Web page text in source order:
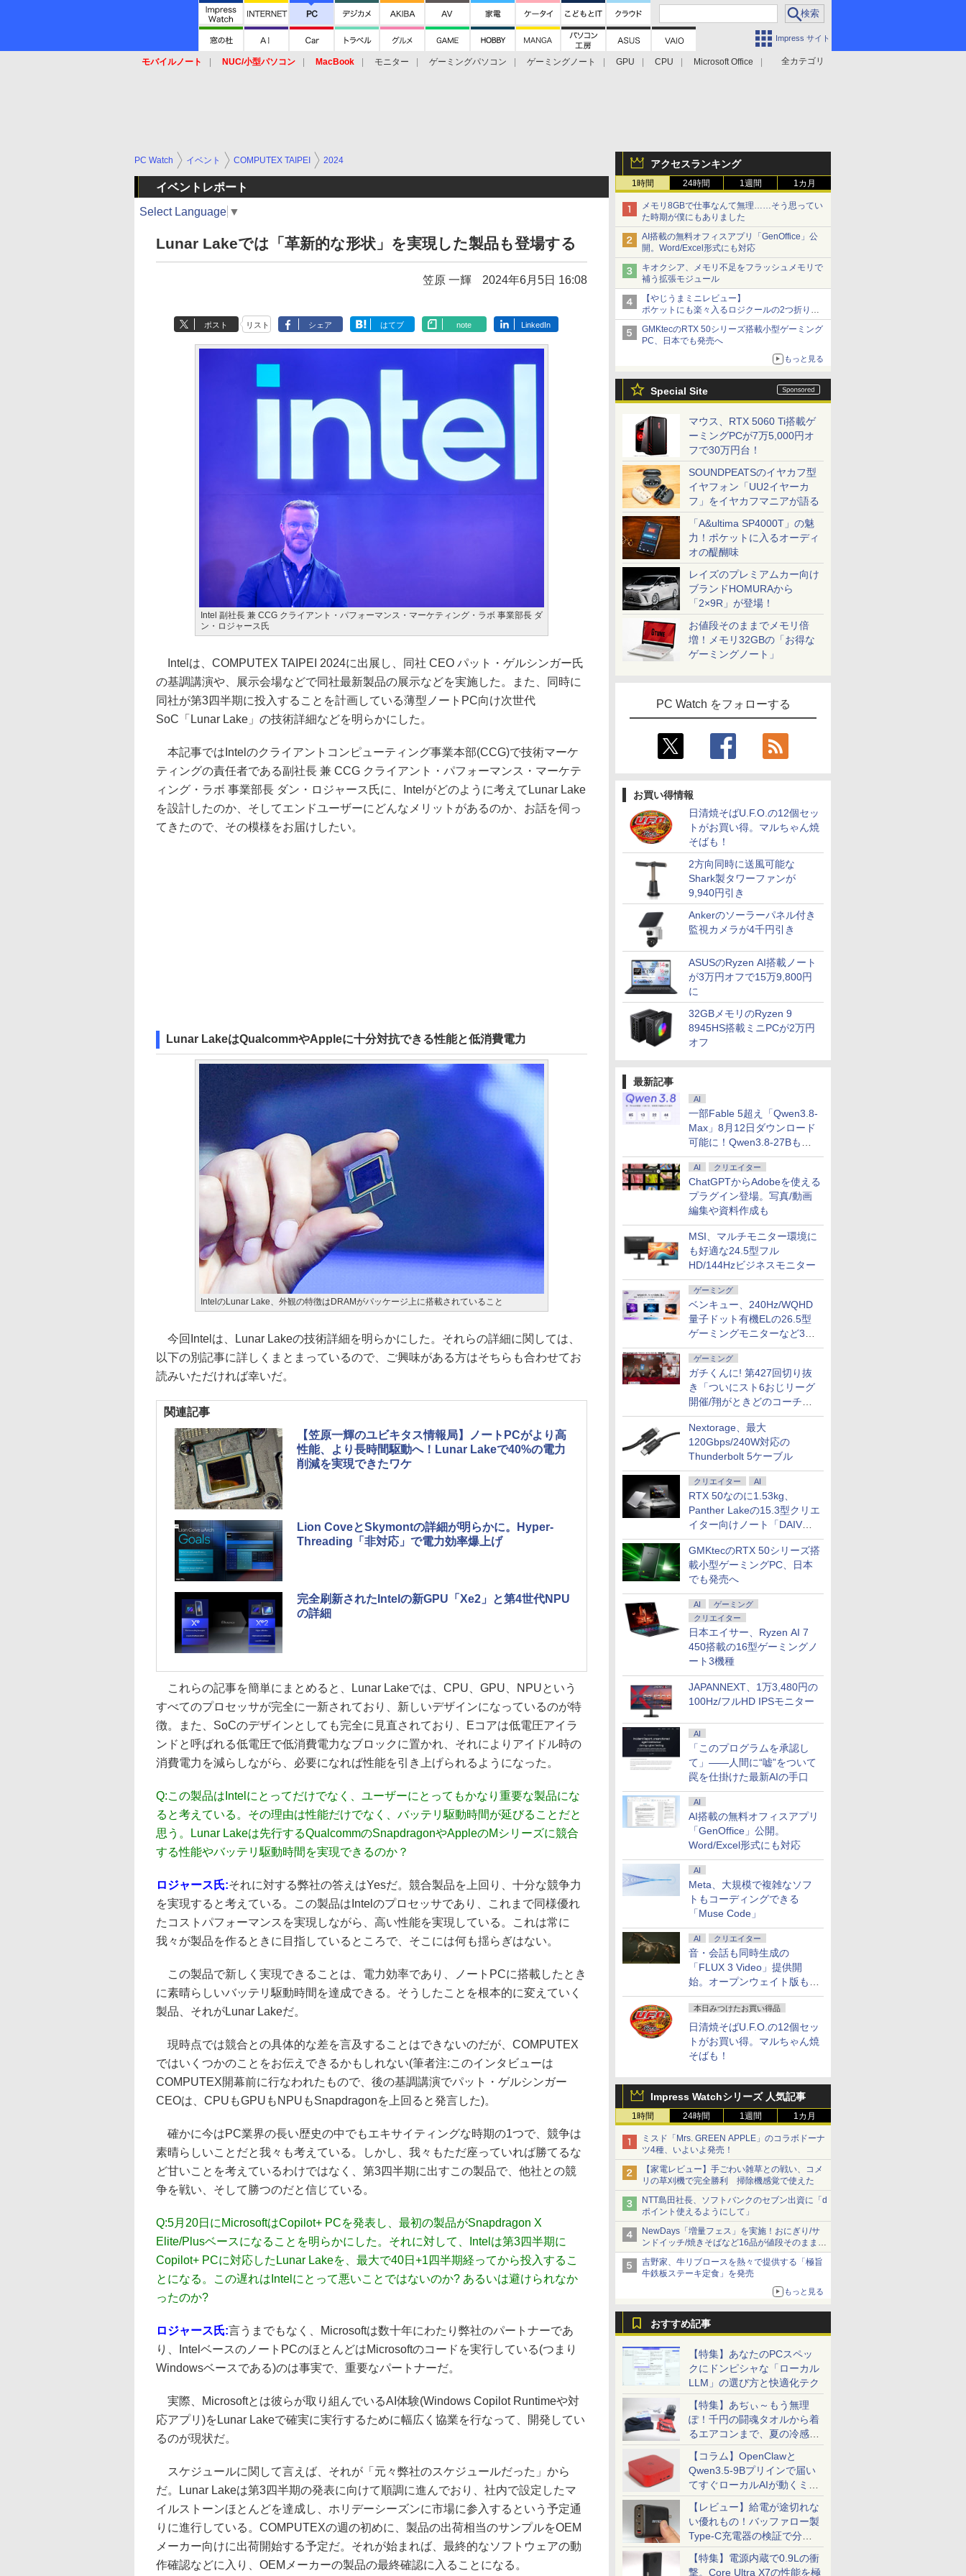
Impress サイト
全カテゴリ
モバイルノート NUC/小型パソコン MacBook モニター ゲーミングパソコン ゲーミングノート GPU CPU
Microsoft Office
アクセスランキング
1時間 24時間 1週間 1カ月
メモリ8GBで仕事なんて無理……そう思ってい
た時期が僕にもありました
AI搭載の無料オフィスアプリ「GenOffice」公
開。Word/Excel形式にも対応
キオクシア、メモリ不足をフラッシュメモリで
補う拡張モジュール
【やじうまミニレビュー】
ポケットにも楽々入るロジクールの2つ折りマ
ウス「Mobi Fold」。その気になるギミックと
は？
GMKtecのRTX 50シリーズ搭載小型ゲーミング
PC、日本でも発売へ
もっと見る
Special Site
マウス、RTX 5060 Ti搭載ゲ
ーミングPCが7万5,000円オ
フで30万円台！
SOUNDPEATSのイヤカフ型
イヤフォン「UU2イヤーカ
フ」をイヤカフマニアが語る
「A&ultima SP4000T」の魅
力！ポケットに入るオーディ
オの醍醐味
レイズのプレミアムカー向け
ブランドHOMURAから
「2×9R」が登場！
お値段そのままでメモリ倍
増！メモリ32GBの「お得な
ゲーミングノート」
PC Watch をフォローする
お買い得情報
日清焼そばU.F.O.の12個セッ
トがお買い得。マルちゃん焼
そばも！
2方向同時に送風可能な
Shark製タワーファンが
9,940円引き
Ankerのソーラーパネル付き
監視カメラが4千円引き
ASUSのRyzen AI搭載ノート
が3万円オフで15万9,800円
に
32GBメモリのRyzen 9
8945HS搭載ミニPCが2万円
オフ
最新記事
AI
一部Fable 5超え「Qwen3.8-
Max」8月12日ダウンロード
可能に！Qwen3.8-27Bも順
次
AI クリエイター
ChatGPTからAdobeを使える
プラグイン登場。写真/動画
編集や資料作成も
MSI、マルチモニター環境に
も好適な24.5型フル
HD/144Hzビジネスモニター
ゲーミング
ベンキュー、240Hz/WQHD
量子ドット有機ELの26.5型
ゲーミングモニターなど3機
種
ゲーミング
ガチくんに! 第427回切り抜
き「ついにスト6おじリーグ
開催/翔がときどのコーチ就
任など」
Nextorage、最大
120Gbps/240W対応の
Thunderbolt 5ケーブル
クリエイター AI
RTX 50なのに1.53kg、
Panther Lakeの15.3型クリエ
イター向けノート「DAIV
Z5」
GMKtecのRTX 50シリーズ搭
載小型ゲーミングPC、日本
でも発売へ
AI
ゲーミング
クリエイター
日本エイサー、Ryzen AI 7
450搭載の16型ゲーミングノ
ート3機種
JAPANNEXT、1万3,480円の
100Hz/フルHD IPSモニター
AI
「このプログラムを承認し
て」――人間に“嘘”をついて
罠を仕掛けた最新AIの手口
AI
AI搭載の無料オフィスアプリ
「GenOffice」公開。
Word/Excel形式にも対応
AI
Meta、大規模で複雑なソフ
トもコーディングできる
「Muse Code」
AI クリエイター
音・会話も同時生成の
「FLUX 3 Video」提供開
始。オープンウェイト版も計
画
本日みつけたお買い得品
日清焼そばU.F.O.の12個セッ
トがお買い得。マルちゃん焼
そばも！
Impress Watchシリーズ 人気記事
1時間 24時間 1週間 1カ月
ミスド「Mrs. GREEN APPLE」のコラボドーナ
ツ4種、いよいよ発売！
【家電レビュー】手ごわい雑草との戦い、コメ
リの草刈機で完全勝利 掃除機感覚で使えた
NTT島田社長、ソフトバンクのセブン出資に「d
ポイント使えるようにして」
NewDays「増量フェス」を実施！おにぎり/サ
ンドイッチ/焼きそばなど16品が値段そのままで
ボリュームアップ
吉野家、牛リブロースを熱々で提供する「極旨
牛鉄板ステーキ定食」を発売
もっと見る
おすすめ記事
【特集】あなたのPCスペッ
クにドンピシャな「ローカル
LLM」の選び方と快適化テク
【特集】あぢぃ～もう無理
ぽ！千円の闘魂タオルから着
るエアコンまで、夏の冷感グ
ッズ一挙紹介
【コラム】OpenClawと
Qwen3.5-9Bプリインで届い
てすぐローカルAIが動くミニ
PC「SER9 Pro」
【レビュー】給電が途切れな
い優れもの！バッファロー製
Type-C充電器の検証で分か
ったこと
【特集】電源内蔵で0.9Lの衝
撃。Core Ultra X7の性能を極
PC Watch イベント COMPUTEX TAIPEI 2024
イベントレポート
Select Language ▼
Lunar Lakeでは「革新的な形状」を実現した製品も登場する
笠原 一輝 2024年6月5日 16:08
ポスト リスト シェア はてブ note LinkedIn
Intel 副社長 兼 CCG クライアント・パフォーマンス・マーケティング・ラボ 事業部長 ダ
ン・ロジャース氏
Intelは、COMPUTEX TAIPEI 2024に出展し、同社 CEO パット・ゲルシンガー氏
の基調講演や、展示会場などで同社最新製品の展示などを実施した。また、同時に
同社が第3四半期に投入することを計画している薄型ノートPC向け次世代
SoC「Lunar Lake」の技術詳細などを明らかにした。
本記事ではIntelのクライアントコンピューティング事業本部(CCG)で技術マーケ
ティングの責任者である副社長 兼 CCG クライアント・パフォーマンス・マーケテ
ィング・ラボ 事業部長 ダン・ロジャース氏に、Intelがどのように考えてLunar Lake
を設計したのか、そしてエンドユーザーにどんなメリットがあるのか、お話を伺っ
てきたので、その模様をお届けしたい。
Lunar LakeはQualcommやAppleに十分対抗できる性能と低消費電力
IntelのLunar Lake、外観の特徴はDRAMがパッケージ上に搭載されていること
今回Intelは、Lunar Lakeの技術詳細を明らかにした。それらの詳細に関しては、
以下の別記事に詳しくまとまっているので、ご興味がある方はそちらも合わせてお
読みいただければ幸いだ。
関連記事
【笠原一輝のユビキタス情報局】ノートPCがより高
性能、より長時間駆動へ！Lunar Lakeで40%の電力
削減を実現できたワケ
Lion CoveとSkymontの詳細が明らかに。Hyper-
Threading「非対応」で電力効率爆上げ
完全刷新されたIntelの新GPU「Xe2」と第4世代NPU
の詳細
これらの記事を簡単にまとめると、Lunar Lakeでは、CPU、GPU、NPUという
すべてのプロセッサが完全に一新されており、新しいデザインになっているのが特
徴。また、SoCのデザインとしても完全に見直されており、Eコアは低電圧アイラ
ンドと呼ばれる低電圧で低消費電力なブロックに置かれ、それによりアイドル時の
消費電力を減らしながら、必要になれば性能を引き上げられるようになった。
Q:この製品はIntelにとってだけでなく、ユーザーにとってもかなり重要な製品にな
ると考えている。その理由は性能だけでなく、バッテリ駆動時間が延びることだと
思う。Lunar Lakeは先行するQualcommのSnapdragonやAppleのMシリーズに競合
する性能やバッテリ駆動時間を実現できるのか？
ロジャース氏:それに対する弊社の答えはYesだ。競合製品を上回り、十分な競争力
を実現すると考えている。この製品はIntelのプロセッサであり、これまで同様優れ
たコストパフォーマンスを実現しながら、高い性能を実現している。これは常に
我々が製品を作るときに目指しているところで、そこには何も揺らぎはない。
この製品で新しく実現できることは、電力効率であり、ノートPCに搭載したとき
に素晴らしいバッテリ駆動時間を達成できる。そうしたことを根本的に変えていく
製品、それがLunar Lakeだ。
現時点では競合との具体的な差を言及することはできないのだが、COMPUTEX
ではいくつかのことをお伝えできるかもしれない(筆者注:このインタビューは
COMPUTEX開幕前に行なわれたもので、後の基調講演でパット・ゲルシンガー
CEOは、CPUもGPUもNPUもSnapdragonを上回ると発言した)。
確かに今はPC業界の長い歴史の中でもエキサイティングな時期の1つで、競争は
素晴らしいことだと我々も考えている。しかし、我々もただ座っていれば勝てるな
ど甘いことを考えているわけではなく、第3四半期に出すこの製品で、他社との競
争を戦い、そして勝つのだと信じている。
Q:5月20日にMicrosoftはCopilot+ PCを発表し、最初の製品がSnapdragon X
Elite/Plusベースになることを明らかにした。それに対して、Intelは第3四半期に
Copilot+ PCに対応したLunar Lakeを、最大で40日+1四半期経ってから投入するこ
とになる。この遅れはIntelにとって悪いことではないのか? あるいは避けられなか
ったのか?
ロジャース氏:言うまでもなく、Microsoftは数十年にわたり弊社のパートナーであ
り、IntelベースのノートPCのほとんどはMicrosoftのコードを実行している(つまり
Windowsベースである)のは事実で、重要なパートナーだ。
実際、Microsoftとは彼らが取り組んでいるAI体験(Windows Copilot Runtimeや対
応アプリ)をLunar Lakeで確実に実行するために幅広く協業を行なって、開発してい
るのが現状だ。
スケジュールに関して言えば、それが「元々弊社のスケジュールだった」から
だ。Lunar Lakeは第3四半期の発表に向けて順調に進んでおり、社内で設定したマ
イルストーンほとんどを達成し、ホリデーシーズンに市場に参入するという予定通
りに進行している。COMPUTEXの週の初めに、製品の出荷相当のサンプルをOEM
メーカー向けに出荷開始する予定だ。それが始まれば、最終的なソフトウェアの動
作確認などに入り、OEMメーカーの製品の最終確認に入ることになる。